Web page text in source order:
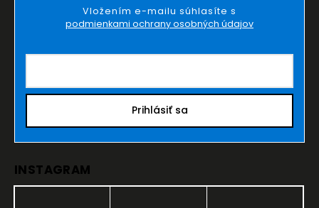
Vložením e-mailu súhlasíte s
podmienkami ochrany osobných údajov
Prihlásiť sa
INSTAGRAM